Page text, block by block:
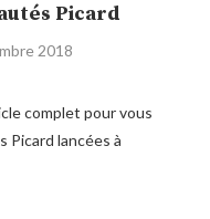
Picard
2018
complet pour vous
Picard lancées à